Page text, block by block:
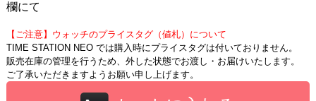
欄にて
【ご注意】ウォッチのプライスタグ（値札）について
TIME STATION NEO では購入時にプライスタグは付いておりません。
販売在庫の管理を行うため、外した状態でお渡し・お届けいたします。
ご了承いただきますようお願い申し上げます。